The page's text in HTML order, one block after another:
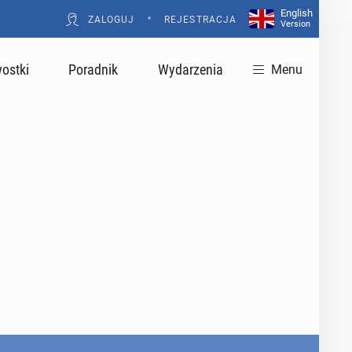
ZALOGUJ • REJESTRACJA
English
Version
Poradnik Wydarzenia Menu